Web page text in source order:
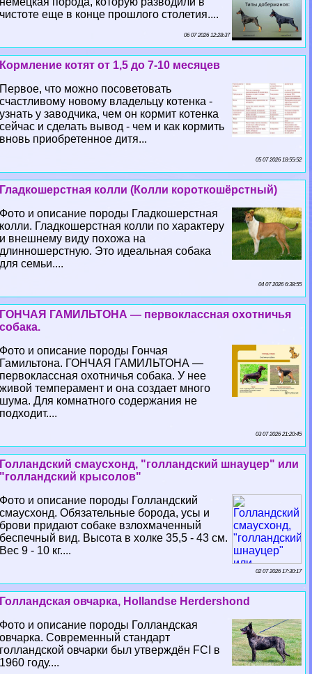
чистоте еще в конце прошлого столетия....
06 07 2026 12:28:37
Кормление котят от 1,5 до 7-10 месяцев
Первое, что можно посоветовать
счастливому новому владельцу котенка -
узнать у заводчика, чем он кормит котенка
сейчас и сделать вывод - чем и как кормить
вновь приобретенное дитя...
05 07 2026 18:55:52
Гладкошерстная колли (Колли короткошёрстный)
Фото и описание породы Гладкошерстная
колли. Гладкошерстная колли по хаpaктеру
и внешнему виду похожа на
длинношерстную. Это идеальная собака
для семьи....
04 07 2026 6:38:55
ГОНЧАЯ ГАМИЛЬТОНА — первоклассная охотничья
собака.
Фото и описание породы Гончая
Гамильтона. ГОНЧАЯ ГАМИЛЬТОНА —
первоклассная охотничья собака. У нее
живой темперамент и она создает много
шума. Для комнатного содержания не
подходит....
03 07 2026 21:20:45
Голландский смаусхонд, "голландский шнауцер" или
"голландский крысолов"
Фото и описание породы Голландский
смаусхонд. Обязательные борода, усы и
брови придают собаке взлохмаченный
беспечный вид. Высота в холке 35,5 - 43 см.
Вес 9 - 10 кг....
02 07 2026 17:30:17
Голландская овчарка, Hollandse Herdershond
Фото и описание породы Голландская
овчарка. Современный стандарт
голландской овчарки был утверждён FCI в
1960 году....